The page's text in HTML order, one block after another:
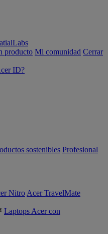
producto Mi comunidad Cerrar
ID?
sostenibles Profesional
Nitro Acer TravelMate
Laptops Acer con